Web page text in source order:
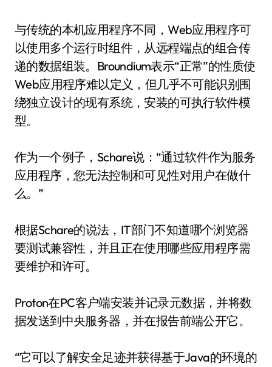
与传统的本机应用程序不同，Web应用程序可
以使用多个运行时组件，从远程端点的组合传
递的数据组装。Broundium表示“正常”的性质使
Web应用程序难以定义，但几乎不可能识别围
绕独立设计的现有系统，安装的可执行软件模
型。
作为一个例子，Schare说：“通过软件作为服务
应用程序，您无法控制和可见性对用户在做什
么。”
根据Schare的说法，IT部门不知道哪个浏览器
要测试兼容性，并且正在使用哪些应用程序需
要维护和许可。
Proton在PC客户端安装并记录元数据，并将数
据发送到中央服务器，并在报告前端公开它。
“它可以了解安全足迹并获得基于Java的环境的